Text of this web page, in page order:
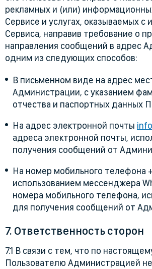
рекламных и (или)
Сервисе и услугах, оказываемых с
Сервиса, направив требование о
направления сообщений в адрес
одним из следующих способов:
В письменном виде на адрес
Администрации, с указанием
отчества и паспортных данных
На адрес электронной почты
адреса электронной почты,
получения сообщений от
На номер мобильного телефона
использованием мессенджера
номера мобильного телефона,
для получения сообщений от
7. Ответственность сторон
7.1 В связи с тем, что по
Пользователю Администрацией не